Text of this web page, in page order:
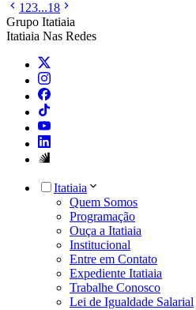
1 23...18
Grupo Itatiaia
Itatiaia Nas Redes
Itatiaia
Quem Somos
Programação
Ouça a Itatiaia
Institucional
Entre em Contato
Expediente Itatiaia
Trabalhe Conosco
Lei de Igualdade Salarial